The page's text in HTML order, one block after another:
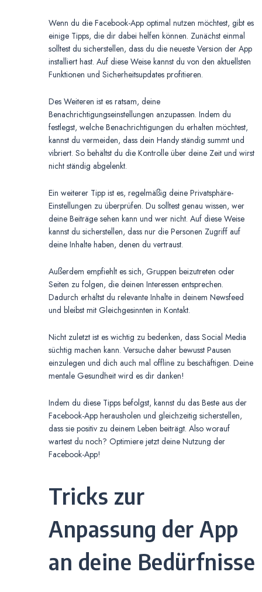
Wenn du die Facebook-App optimal nutzen möchtest, gibt es
einige Tipps, die dir dabei helfen können. Zunächst einmal
solltest du sicherstellen, dass du die neueste Version der App
installiert hast. Auf diese Weise kannst du von den aktuellsten
Funktionen und Sicherheitsupdates profitieren.
Des Weiteren ist es ratsam, deine
Benachrichtigungseinstellungen anzupassen. Indem du
festlegst, welche Benachrichtigungen du erhalten möchtest,
kannst du vermeiden, dass dein Handy ständig summt und
vibriert. So behältst du die Kontrolle über deine Zeit und wirst
nicht ständig abgelenkt.
Ein weiterer Tipp ist es, regelmäßig deine Privatsphäre-
Einstellungen zu überprüfen. Du solltest genau wissen, wer
deine Beiträge sehen kann und wer nicht. Auf diese Weise
kannst du sicherstellen, dass nur die Personen Zugriff auf
deine Inhalte haben, denen du vertraust.
Außerdem empfiehlt es sich, Gruppen beizutreten oder
Seiten zu folgen, die deinen Interessen entsprechen.
Dadurch erhältst du relevante Inhalte in deinem Newsfeed
und bleibst mit Gleichgesinnten in Kontakt.
Nicht zuletzt ist es wichtig zu bedenken, dass Social Media
süchtig machen kann. Versuche daher bewusst Pausen
einzulegen und dich auch mal offline zu beschäftigen. Deine
mentale Gesundheit wird es dir danken!
Indem du diese Tipps befolgst, kannst du das Beste aus der
Facebook-App herausholen und gleichzeitig sicherstellen,
dass sie positiv zu deinem Leben beiträgt. Also worauf
wartest du noch? Optimiere jetzt deine Nutzung der
Facebook-App!
Tricks zur
Anpassung der App
an deine Bedürfnisse